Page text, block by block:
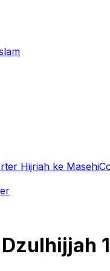
Hijriah ke Masehi
Dzulhijjah